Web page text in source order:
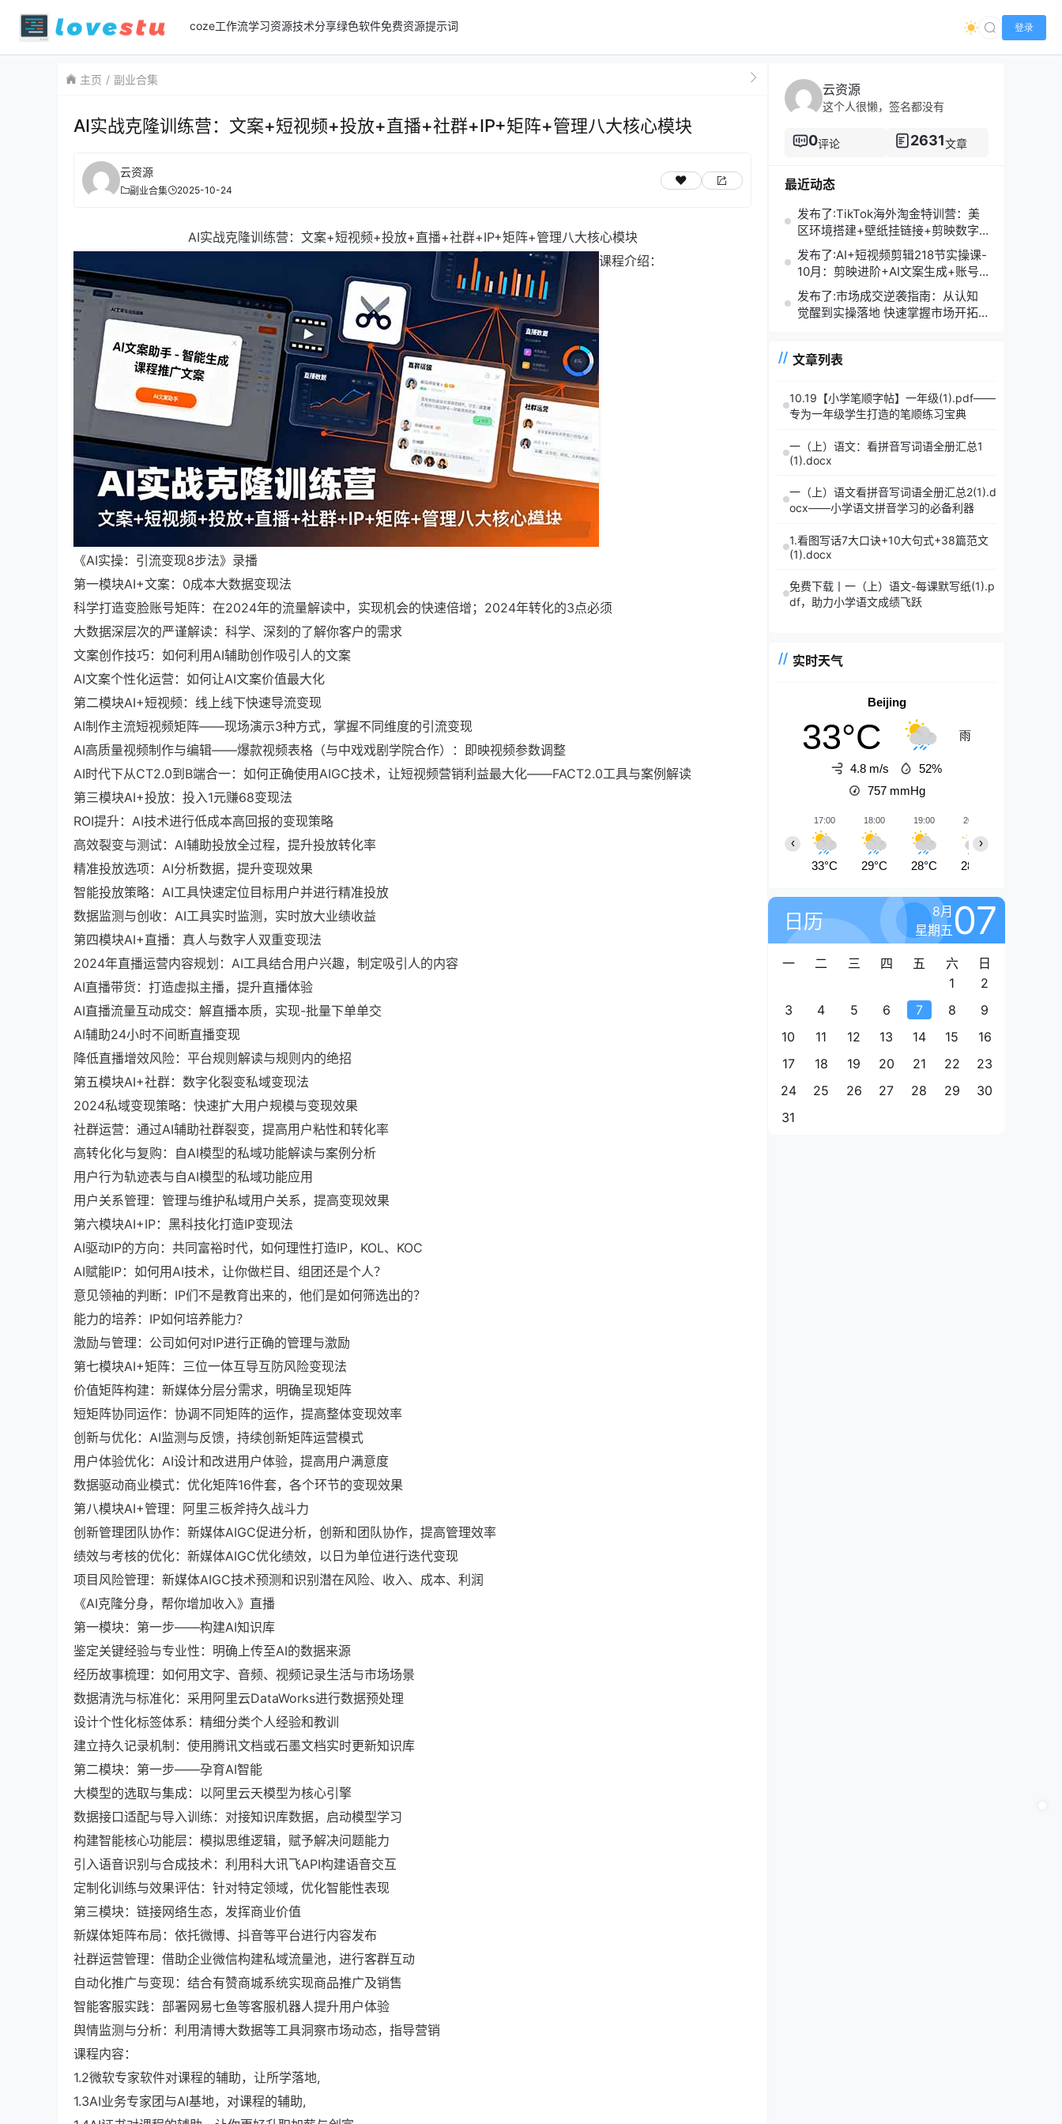
coze工作流学习资源技术分享绿色软件免费资源提示词 登录
主页 副业合集
AI实战克隆训练营：文案+短视频+投放+直播+社群+IP+矩阵+管理八大核心模块
云资源
副业合集 2025-10-24
AI实战克隆训练营：文案+短视频+投放+直播+社群+IP+矩阵+管理八大核心模块
课程介绍：
《AI实操：引流变现8步法》录播
第一模块AI+文案：0成本大数据变现法
科学打造变脸账号矩阵：在2024年的流量解读中，实现机会的快速倍增；2024年转化的3点必须
大数据深层次的严谨解读：科学、深刻的了解你客户的需求
文案创作技巧：如何利用AI辅助创作吸引人的文案
AI文案个性化运营：如何让AI文案价值最大化
第二模块AI+短视频：线上线下快速导流变现
AI制作主流短视频矩阵——现场演示3种方式，掌握不同维度的引流变现
AI高质量视频制作与编辑——爆款视频表格（与中戏戏剧学院合作）：即映视频参数调整
AI时代下从CT2.0到B端合一：如何正确使用AIGC技术，让短视频营销利益最大化——FACT2.0工具与案例解读
第三模块AI+投放：投入1元赚68变现法
ROI提升：AI技术进行低成本高回报的变现策略
高效裂变与测试：AI辅助投放全过程，提升投放转化率
精准投放选项：AI分析数据，提升变现效果
智能投放策略：AI工具快速定位目标用户并进行精准投放
数据监测与创收：AI工具实时监测，实时放大业绩收益
第四模块AI+直播：真人与数字人双重变现法
2024年直播运营内容规划：AI工具结合用户兴趣，制定吸引人的内容
AI直播带货：打造虚拟主播，提升直播体验
AI直播流量互动成交：解直播本质，实现-批量下单单交
AI辅助24小时不间断直播变现
降低直播增效风险：平台规则解读与规则内的绝招
第五模块AI+社群：数字化裂变私域变现法
2024私域变现策略：快速扩大用户规模与变现效果
社群运营：通过AI辅助社群裂变，提高用户粘性和转化率
高转化化与复购：自AI模型的私域功能解读与案例分析
用户行为轨迹表与自AI模型的私域功能应用
用户关系管理：管理与维护私域用户关系，提高变现效果
第六模块AI+IP：黑科技化打造IP变现法
AI驱动IP的方向：共同富裕时代，如何理性打造IP，KOL、KOC
AI赋能IP：如何用AI技术，让你做栏目、组团还是个人？
意见领袖的判断：IP们不是教育出来的，他们是如何筛选出的？
能力的培养：IP如何培养能力？
激励与管理：公司如何对IP进行正确的管理与激励
第七模块AI+矩阵：三位一体互导互防风险变现法
价值矩阵构建：新媒体分层分需求，明确呈现矩阵
短矩阵协同运作：协调不同矩阵的运作，提高整体变现效率
创新与优化：AI监测与反馈，持续创新矩阵运营模式
用户体验优化：AI设计和改进用户体验，提高用户满意度
数据驱动商业模式：优化矩阵16件套，各个环节的变现效果
第八模块AI+管理：阿里三板斧持久战斗力
创新管理团队协作：新媒体AIGC促进分析，创新和团队协作，提高管理效率
绩效与考核的优化：新媒体AIGC优化绩效，以日为单位进行迭代变现
项目风险管理：新媒体AIGC技术预测和识别潜在风险、收入、成本、利润
《AI克隆分身，帮你增加收入》直播
第一模块：第一步——构建AI知识库
鉴定关键经验与专业性：明确上传至AI的数据来源
经历故事梳理：如何用文字、音频、视频记录生活与市场场景
数据清洗与标准化：采用阿里云DataWorks进行数据预处理
设计个性化标签体系：精细分类个人经验和教训
建立持久记录机制：使用腾讯文档或石墨文档实时更新知识库
第二模块：第一步——孕育AI智能
大模型的选取与集成：以阿里云天模型为核心引擎
数据接口适配与导入训练：对接知识库数据，启动模型学习
构建智能核心功能层：模拟思维逻辑，赋予解决问题能力
引入语音识别与合成技术：利用科大讯飞API构建语音交互
定制化训练与效果评估：针对特定领域，优化智能性表现
第三模块：链接网络生态，发挥商业价值
新媒体矩阵布局：依托微博、抖音等平台进行内容发布
社群运营管理：借助企业微信构建私域流量池，进行客群互动
自动化推广与变现：结合有赞商城系统实现商品推广及销售
智能客服实践：部署网易七鱼等客服机器人提升用户体验
舆情监测与分析：利用清博大数据等工具洞察市场动态，指导营销
课程内容：
1.2微软专家软件对课程的辅助，让所学落地,
1.3AI业务专家团与AI基地，对课程的辅助,
云资源
这个人很懒，签名都没有
0评论 2631文章
最近动态
发布了:TikTok海外淘金特训营：美
区环境搭建+壁纸挂链接+剪映数字
人，月入1.5万
发布了:AI+短视频剪辑218节实操课-
10月：剪映进阶+AI文案生成+账号
运营，月入2万
发布了:市场成交逆袭指南：从认知
觉醒到实操落地 快速掌握市场开拓
文章列表
10.19【小学笔顺字帖】一年级(1).pdf——
专为一年级学生打造的笔顺练习宝典
一（上）语文：看拼音写词语全册汇总1
(1).docx
一（上）语文看拼音写词语全册汇总2(1).d
ocx——小学语文拼音学习的必备利器
1.看图写话7大口诀+10大句式+38篇范文
(1).docx
免费下载丨一（上）语文-每课默写纸(1).p
df，助力小学语文成绩飞跃
实时天气
Beijing
33°C 雨
4.8 m/s
52%
757 mmHg
17:00
33°C
18:00
29°C
19:00
28°C
20:00
28°C
‹ ›
日历
8月
星期五07
一 二 三 四 五 六
日
1
2
3
4 5 6 7 8
9
10
11 12 13 14 15
16
17
18 19 20 21 22
23
24
25 26 27 28 29
30
31